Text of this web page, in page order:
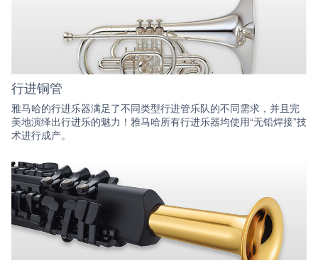
行进铜管
雅马哈的行进乐器满足了不同类型行进管乐队的不同需求，并且完
美地演绎出行进乐的魅力！雅马哈所有行进乐器均使用“无铅焊接”技
术进行成产。